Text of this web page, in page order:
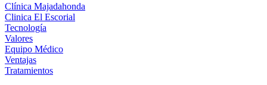
Clínica Majadahonda
Clinica El Escorial
Tecnología
Valores
Equipo Médico
Ventajas
Tratamientos